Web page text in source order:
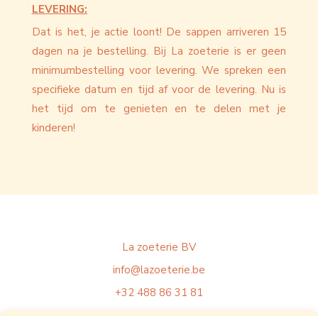
LEVERING:
Dat is het, je actie loont! De sappen arriveren 15
dagen na je bestelling. Bij La zoeterie is er geen
minimumbestelling voor levering. We spreken een
specifieke datum en tijd af voor de levering. Nu is
het tijd om te genieten en te delen met je
kinderen!
La zoeterie BV
info@lazoeterie.be
+32 488 86 31 81